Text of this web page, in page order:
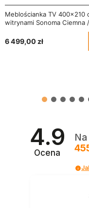
Meblościanka TV 400x210
witrynami Sonoma Ciemna /
6 499,00 zł
4.9
Ocena